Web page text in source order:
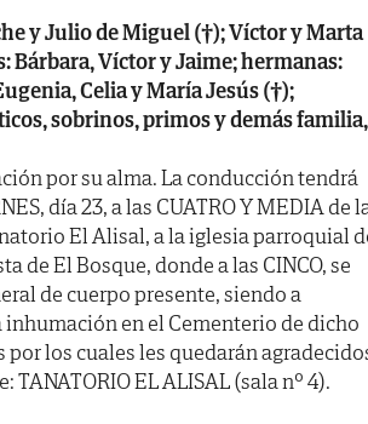
y Julio de Miguel (†); Víctor y Marta
Bárbara, Víctor y Jaime; hermanas:
Celia y María Jesús (†);
sobrinos, primos y demás familia,
por su alma. La conducción tendrá
día 23, a las CUATRO Y MEDIA de
El Alisal, a la iglesia parroquial
de El Bosque, donde a las CINCO, se
de cuerpo presente, siendo a
en el Cementerio de dicho
por los cuales les quedarán
TANATORIO EL ALISAL (sala nº 4).